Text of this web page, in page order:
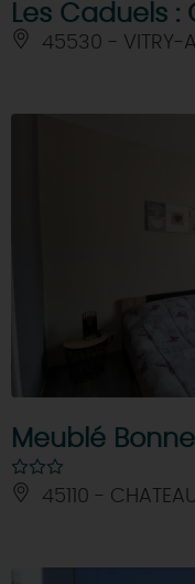
Les Caduels
45530 - VITRY-
Meublé
45110 -